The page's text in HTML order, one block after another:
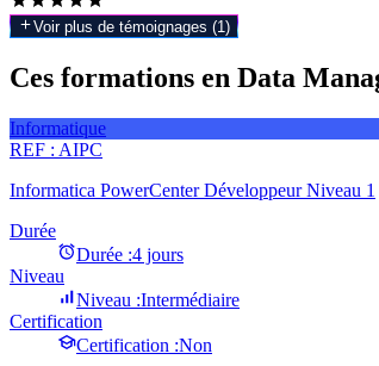
Voir plus de témoignages (1)
Ces formations en Data
Informatique
REF : AIPC
Informatica PowerCenter Développeur Niveau 1
Durée
Durée :4 jours
Niveau
Niveau :Intermédiaire
Certification
Certification :Non